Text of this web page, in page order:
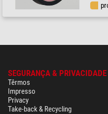
SEGURANÇA & PRIVACIDADE
Têrmos
Impresso
Privacy
Take-back & Recycling